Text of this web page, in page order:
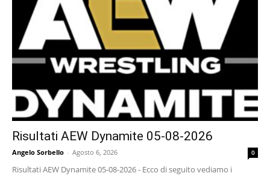
Risultati AEW Dynamite 05-08-2026
Angelo Sorbello - Agosto 6, 2026 0
Risultati AEW Dynamite 05-08-2026 - Ecco di seguito vediamo i